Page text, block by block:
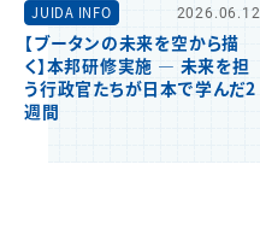
JUIDA INFO 2026.06.12
【ブータンの未来を空から描
く】本邦研修実施 ― 未来を担
う行政官たちが日本で学んだ2
週間